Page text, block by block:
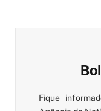
Fique